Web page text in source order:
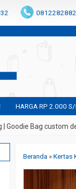
HARGA RP 2.000
Bag custom
Beranda »Kertas